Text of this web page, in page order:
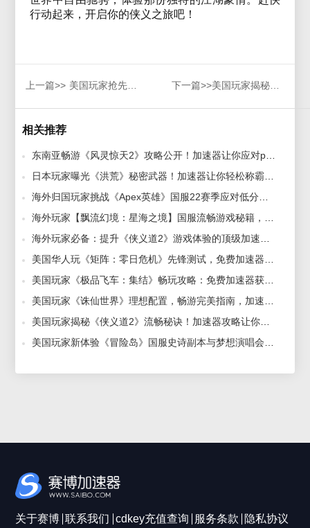
行动起来，开启你的侠义之旅吧！
上一篇>> 美国玩家抢先体验《QQ炫舞》手游国服，免费加速器测评大公开！ 下一篇>>美国玩家揭秘！稳定加速器解决《从军》游戏体验困境！
相关推荐
关于赛博 联系我们 cdkey充值查询 服务条款 隐私协议